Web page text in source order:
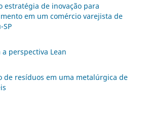
estratégia de inovação para
em um comércio varejista de
perspectiva Lean
de resíduos em uma metalúrgica de